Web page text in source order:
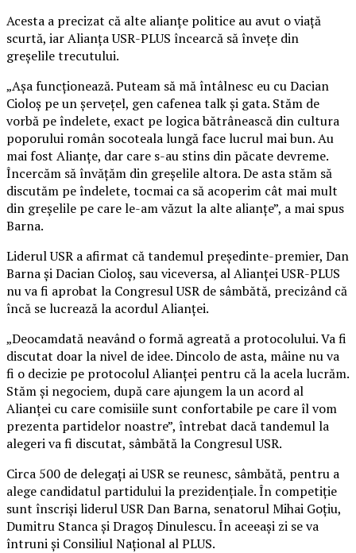
Acesta a precizat că alte alianţe politice au avut o viaţă
scurtă, iar Alianţa USR-PLUS încearcă să înveţe din
greşelile trecutului.
„Aşa funcţionează. Puteam să mă întâlnesc eu cu Dacian
Cioloş pe un şerveţel, gen cafenea talk şi gata. Stăm de
vorbă pe îndelete, exact pe logica bătrânească din cultura
poporului român socoteala lungă face lucrul mai bun. Au
mai fost Alianţe, dar care s-au stins din păcate devreme.
Încercăm să învăţăm din greşelile altora. De asta stăm să
discutăm pe îndelete, tocmai ca să acoperim cât mai mult
din greşelile pe care le-am văzut la alte alianţe”, a mai spus
Barna.
Liderul USR a afirmat că tandemul preşedinte-premier, Dan
Barna şi Dacian Cioloş, sau viceversa, al Alianţei USR-PLUS
nu va fi aprobat la Congresul USR de sâmbătă, precizând că
încă se lucrează la acordul Alianţei.
„Deocamdată neavând o formă agreată a protocolului. Va fi
discutat doar la nivel de idee. Dincolo de asta, mâine nu va
fi o decizie pe protocolul Alianţei pentru că la acela lucrăm.
Stăm şi negociem, după care ajungem la un acord al
Alianţei cu care comisiile sunt confortabile pe care îl vom
prezenta partidelor noastre”, întrebat dacă tandemul la
alegeri va fi discutat, sâmbătă la Congresul USR.
Circa 500 de delegaţi ai USR se reunesc, sâmbătă, pentru a
alege candidatul partidului la prezidenţiale. În competiţie
sunt înscrişi liderul USR Dan Barna, senatorul Mihai Goţiu,
Dumitru Stanca şi Dragoş Dinulescu. În aceeaşi zi se va
întruni şi Consiliul Naţional al PLUS.